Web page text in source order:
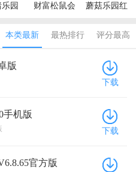
园
财富松鼠会
蘑菇乐园红
本类最新 最热排行 评分最高
版
下载
手机版
下载
官方版